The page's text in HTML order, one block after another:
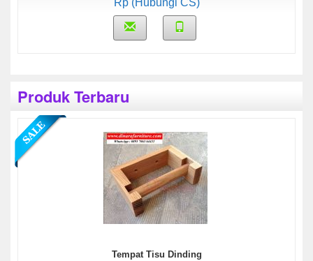
Rp (Hubungi CS)
Produk Terbaru
Tempat Tisu Dinding